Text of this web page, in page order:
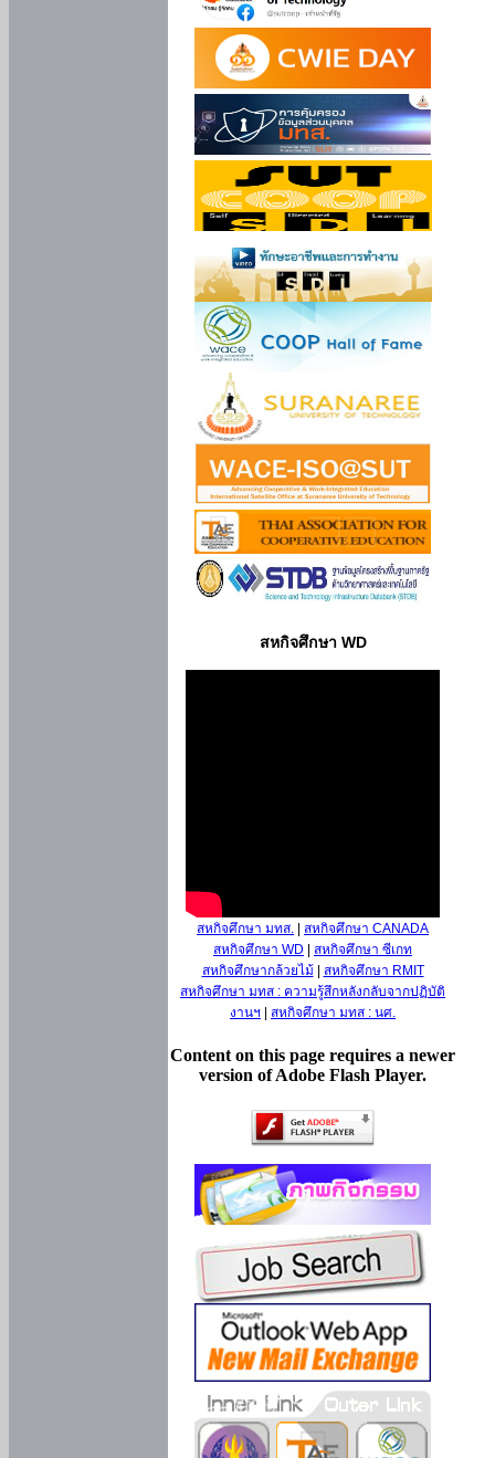
สหกิจศึกษา WD
สหกิจศึกษา มทส.
สหกิจศึกษา CANADA
สหกิจศึกษา WD
สหกิจศึกษา ซีเกท
สหกิจศึกษากล้วยไม้
สหกิจศึกษา RMIT
สหกิจศึกษา มทส : ความรู้สึกหลังกลับจากปฏิบัติ
งานฯ
สหกิจศึกษา มทส : นศ.
Content on this page requires a newer
version of Adobe Flash Player.